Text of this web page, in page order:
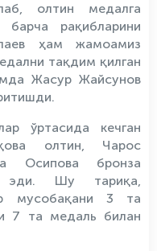
олтин медалга
рақибларини
ҳам жамоамиз
тақдим қилган
Жасур Жайсунов
ўртасида кечган
олтин, Чарос
Осипова бронза
эди. Шу тариқа,
мусобақани 3 та
7 та медаль билан